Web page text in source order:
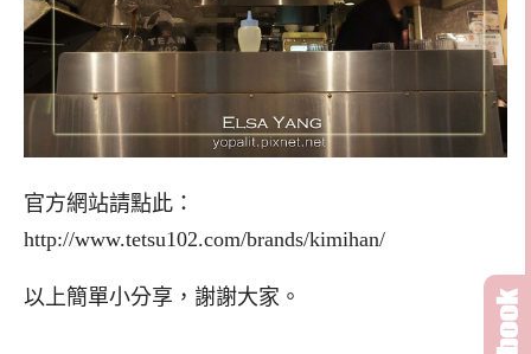
官方網站請點此：
http://www.tetsu102.com/brands/kimihan/
以上簡單小分享，謝謝大家。